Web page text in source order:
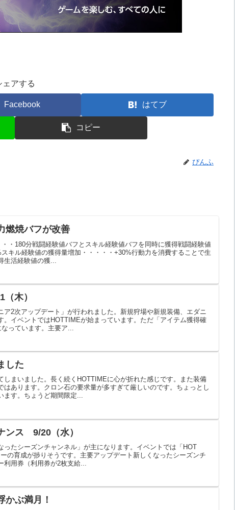
ェアする
Facebook はてブ
コピー
ぴんふ
燃焼バフが改善
・180分戦闘経験値バフとスキル経験値バフを同時に獲得戦闘経験値
キル経験値の獲得量増加・・・・・+30%行動力を消費することで生
活経験値の獲...
木）
ア2次アップデート」が行われました。新規狩場や新規装備、エダニ
。イベントではHOTTIMEが始まっています。ただ「アイテム獲得確
っています。主要ア...
した
しまいました。長く続くHOTTIMEに心が折れた感じです。また装備
はあります。クロン石の要求量が多すぎて厳しいのです。ちょっとし
ます。ちょうど期間限定...
ンス 9/20（水）
ったシーズンチャンネル」が主になります。イベントでは「HOT
の育成が捗りそうです。主要アップデート新しくなったシーズンチ
用券（利用券が2枚支給...
ぶ満月！